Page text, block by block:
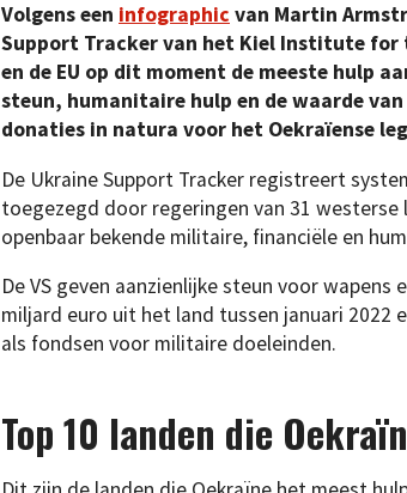
Volgens een infographic van Martin
Support Tracker van het Kiel Institute for
en de EU op dit moment de meeste hulp
steun, humanitaire hulp en de waarde
donaties in natura voor het Oekraïense
De Ukraine Support Tracker registreert
toegezegd door regeringen van 31 westerse
openbaar bekende militaire, financiële en
De VS geven aanzienlijke steun voor
miljard euro uit het land tussen januari 2022
als fondsen voor militaire doeleinden.
Top 10 landen die